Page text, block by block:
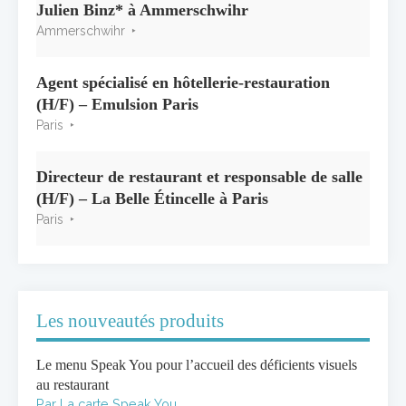
3 juillet 2026
Julien Binz* à Ammerschwihr
Ammerschwihr
Agent spécialisé en hôtellerie-restauration
(H/F) – Emulsion Paris
Paris
Directeur de restaurant et responsable de salle
(H/F) – La Belle Étincelle à Paris
Paris
Les nouveautés produits
Le menu Speak You pour l’accueil des déficients visuels
au restaurant